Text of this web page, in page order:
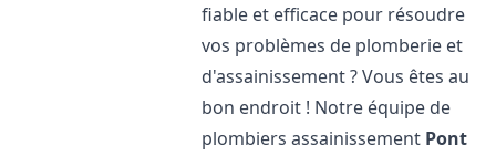
fiable et efficace pour résoudre
vos problèmes de plomberie et
d'assainissement ? Vous êtes au
bon endroit ! Notre équipe de
plombiers assainissement Pont